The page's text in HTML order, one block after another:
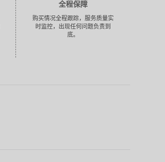
全程保障
购买情况全程跟踪，服务质量实
时监控，出现任何问题负责到
底。